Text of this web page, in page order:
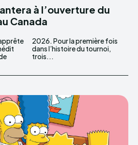
à l’ouverture du
Canada
fois
trois...